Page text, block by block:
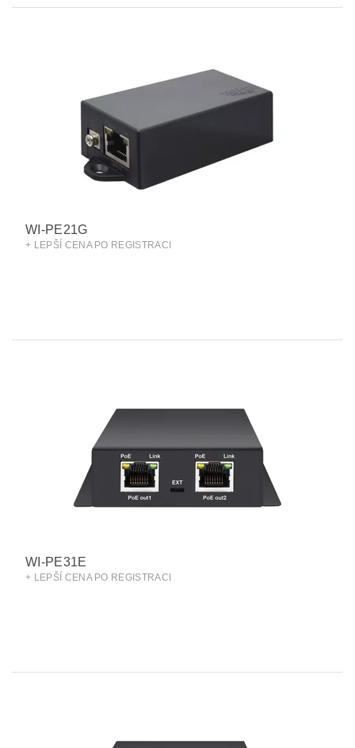
WI-PE21G
+ LEPŠÍ CENA PO REGISTRACI
WI-PE31E
+ LEPŠÍ CENA PO REGISTRACI